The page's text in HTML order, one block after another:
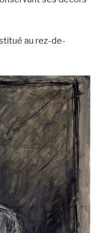
au rez-de-